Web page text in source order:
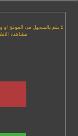
لا تقم بالتسجيل في الموقع
مشاهده